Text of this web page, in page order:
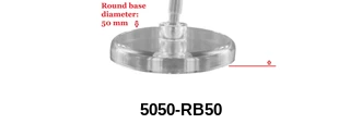
5050-RB50